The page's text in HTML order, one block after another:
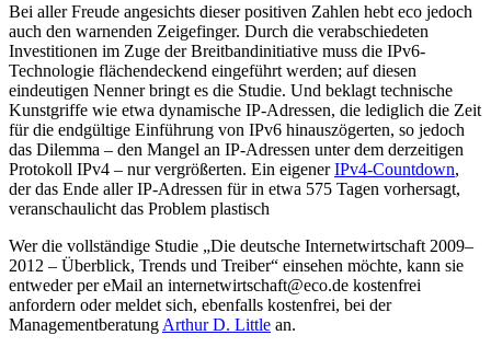
Bei aller Freude angesichts dieser positiven Zahlen hebt eco jedoch
auch den warnenden Zeigefinger. Durch die verabschiedeten
Investitionen im Zuge der Breitbandinitiative muss die IPv6-
Technologie flächendeckend eingeführt werden; auf diesen
eindeutigen Nenner bringt es die Studie. Und beklagt technische
Kunstgriffe wie etwa dynamische IP-Adressen, die lediglich die Zeit
für die endgültige Einführung von IPv6 hinauszögerten, so jedoch
das Dilemma – den Mangel an IP-Adressen unter dem derzeitigen
Protokoll IPv4 – nur vergrößerten. Ein eigenerIPv4-Countdown,
der das Ende aller IP-Adressen für in etwa 575 Tagen vorhersagt,
veranschaulicht das Problem plastisch
Wer die vollständige Studie „Die deutsche Internetwirtschaft 2009–
2012 – Überblick, Trends und Treiber“ einsehen möchte, kann sie
entweder per eMail an internetwirtschaft@eco.de kostenfrei
anfordern oder meldet sich, ebenfalls kostenfrei, bei der
Managementberatung Arthur D. Little an.